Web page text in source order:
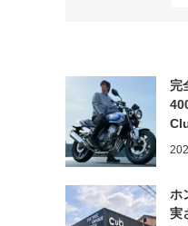
完
ホ
実